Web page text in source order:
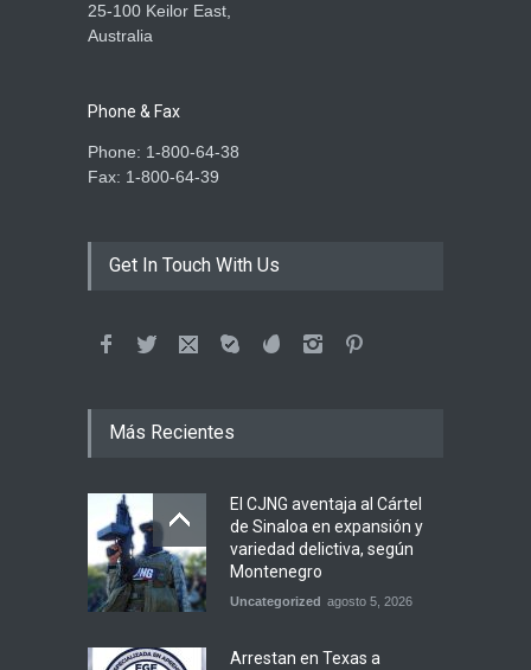
25-100 Keilor East,
Australia
Phone & Fax
Phone: 1-800-64-38
Fax: 1-800-64-39
Get In Touch With Us
Más Recientes
El CJNG aventaja al Cártel
de Sinaloa en expansión y
variedad delictiva, según
Montenegro
Uncategorized agosto 5, 2026
Arrestan en Texas a